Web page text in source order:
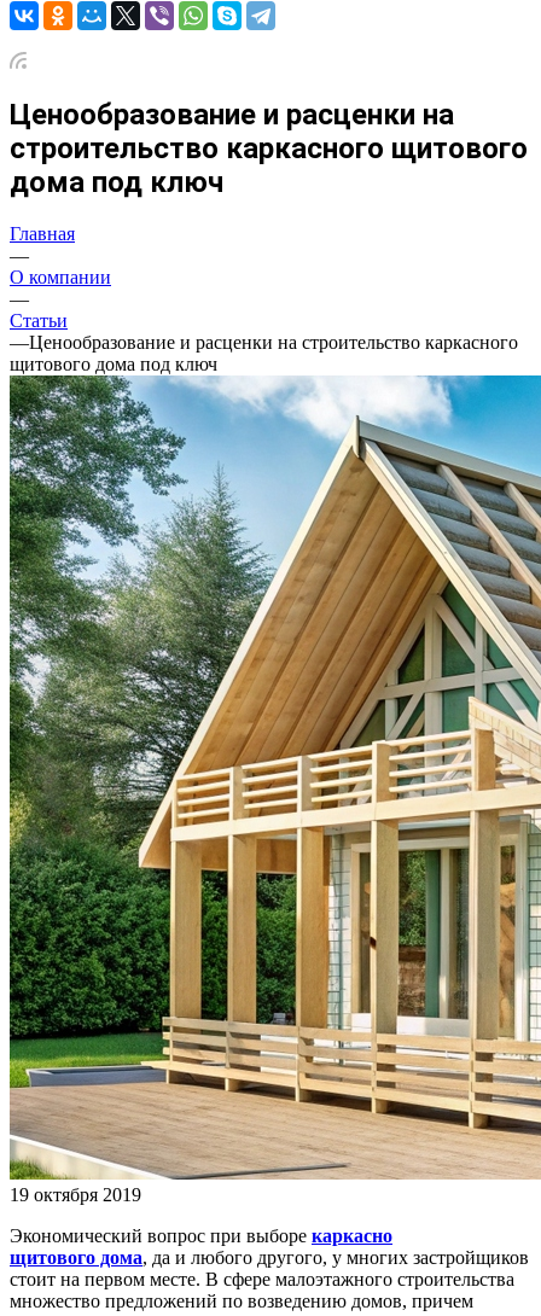
Ценообразование и расценки на
строительство каркасного щитового
дома под ключ
Главная
—
О компании
—
Статьи
—Ценообразование и расценки на строительство каркасного
щитового дома под ключ
19 октября 2019
Экономический вопрос при выборе каркасно
щитового дома, да и любого другого, у многих застройщиков
стоит на первом месте. В сфере малоэтажного строительства
множество предложений по возведению домов, причем